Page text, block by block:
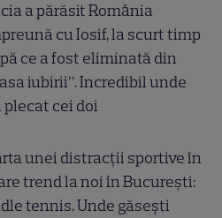
a părăsit România
cu Iosif, la scurt timp
ce a fost eliminată din
iubirii”. Incredibil unde
plecat cei doi
unei distracții sportive în
trend la noi în București:
tennis. Unde găsești